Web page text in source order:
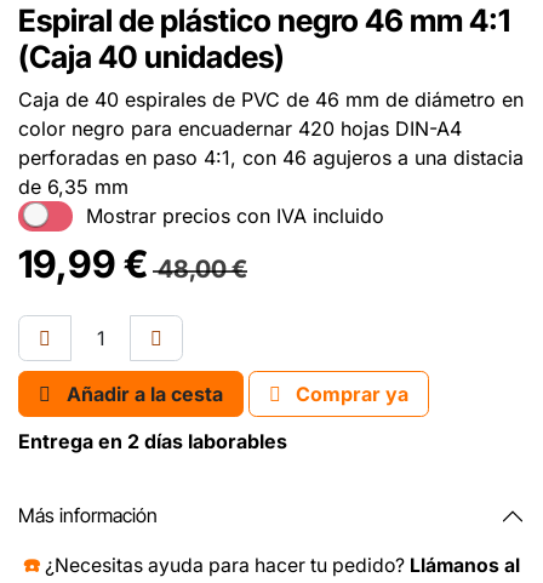
Espiral de plástico negro 46 mm 4:1
(Caja 40 unidades)
Caja de 40 espirales de PVC de 46 mm de diámetro en
color negro para encuadernar 420 hojas DIN-A4
perforadas en paso 4:1, con 46 agujeros a una distacia
de 6,35 mm
Mostrar precios con IVA incluido
19,99€ 48,00€
Añadir a la cesta
Comprar ya
Entrega en 2 días laborables
Más información
☎️ ¿Necesitas ayuda para hacer tu pedido? Llámanos al